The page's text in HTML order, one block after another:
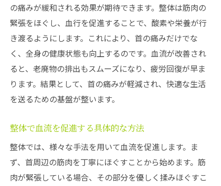
の痛みが緩和される効果が期待できます。整体は筋肉の
緊張をほぐし、血行を促進することで、酸素や栄養が行
き渡るようにします。これにより、首の痛みだけでな
く、全身の健康状態も向上するのです。血流が改善され
ると、老廃物の排出もスムーズになり、疲労回復が早ま
ります。結果として、首の痛みが軽減され、快適な生活
を送るための基盤が整います。
整体で血流を促進する具体的な方法
整体では、様々な手法を用いて血流を促進します。ま
ず、首周辺の筋肉を丁寧にほぐすことから始めます。筋
肉が緊張している場合、その部分を優しく揉みほぐすこ